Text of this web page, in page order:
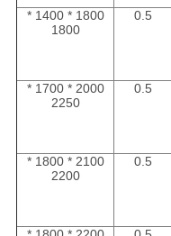
0.5
1800 * 1400 *
1800
0.5
2000 * 1700 *
2250
0.5
2100 * 1800 *
2200